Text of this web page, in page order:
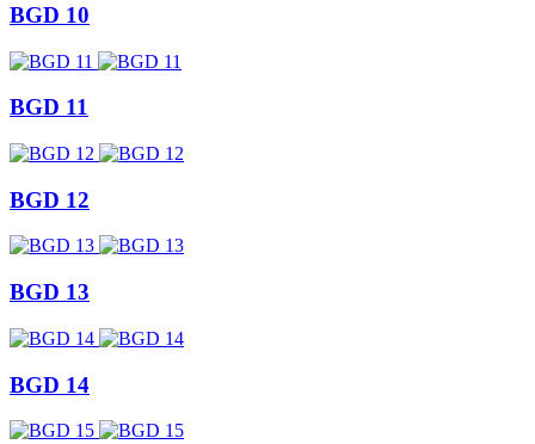
BGD 10
BGD 11
BGD 12
BGD 13
BGD 14